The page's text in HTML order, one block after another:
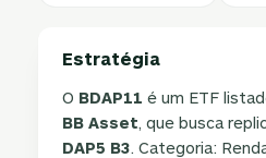
Estratégia
O BDAP11 é um ETF
BB Asset, que busca
DAP5 B3. Categoria: